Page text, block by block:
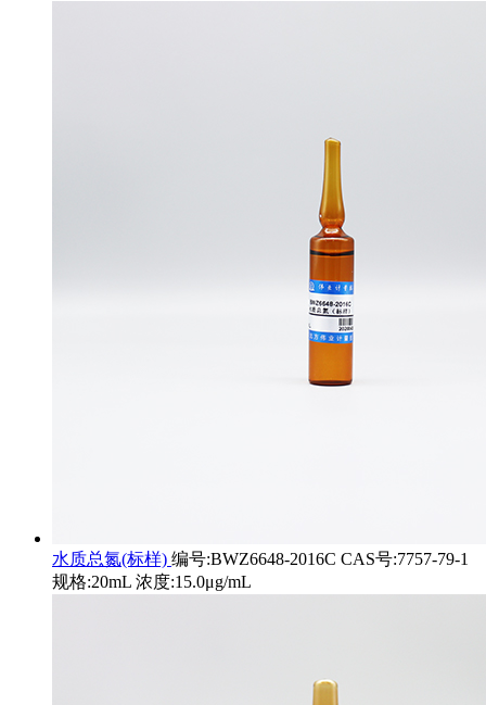
水质总氮(标样) 编号:BWZ6648-2016C CAS号:7757-79-1
规格:20mL 浓度:15.0μg/mL